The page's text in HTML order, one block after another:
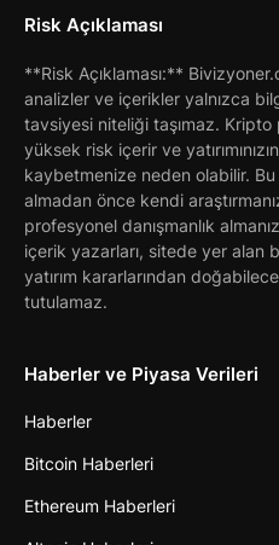
Risk Açıklaması
**Risk Açıklaması:**
analizler ve içerikler yalnızca
tavsiyesi niteliği taşımaz. Kripto
yüksek risk içerir ve
kaybetmenize neden olabilir. Bu
almadan önce kendi
profesyonel danışmanlık
içerik yazarları, sitede yer alan
yatırım kararlarından
tutulamaz.
Haberler ve Piyasa Verileri
Haberler
Bitcoin Haberleri
Ethereum Haberleri